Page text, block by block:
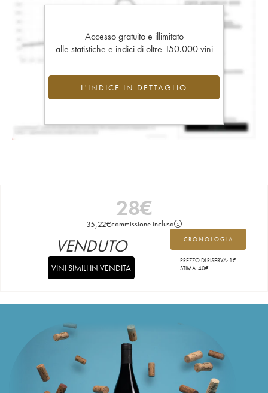
Accesso gratuito e illimitato
alle statistiche e indici di oltre 150.000 vini
L'INDICE IN DETTAGLIO
28€
35,22€commissione inclusa
CRONOLOGIA
PREZZO DI RISERVA: 1€
STIMA:40€
VENDUTO
VINI SIMILI IN VENDITA